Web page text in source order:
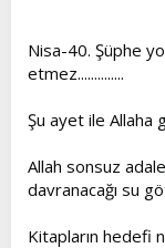
Nisa-40. Şüphe
etmez..............
Şu ayet ile Allaha
Allah sonsuz
davranacağı su
Kitapların hedefi